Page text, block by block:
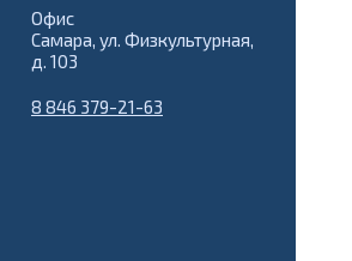
Офис
Самара, ул. Физкультурная,
д. 103
8 846 379-21-63